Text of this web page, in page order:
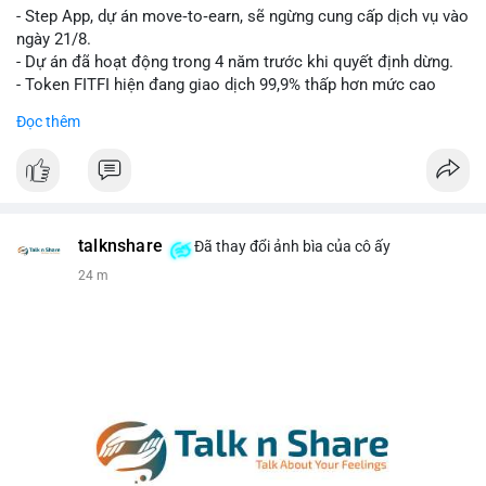
Lời khuyên cho nhà đầu tư nhỏ lẻ: Theo dõi xác nhận của giao
dịch này. Nếu BTC tiếp tục bị rút khỏi sàn với tần suất tăng, đó
là tín hiệu tích cực cho xu hướng tăng giá. Hạn chế hành động
- Step App, dự án move‑to‑earn, sẽ ngừng cung cấp dịch vụ vào
ngày 21/8.
- Dự án đã hoạt động trong 4 năm trước khi quyết định dừng.
- Token FITFI hiện đang giao dịch 99,9% thấp hơn mức cao
#vlikevn #titanbot
Đọc thêm
talknshare Đã thay đổi ảnh bìa của cô ấy
24 m